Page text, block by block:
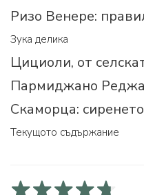
Ризо Венере:
Зука делика
Цициоли, от
Пармиджано
Скаморца: сиренето
Текущото съдържание